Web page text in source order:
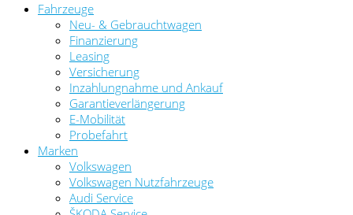
Fahrzeuge
Neu- & Gebrauchtwagen
Finanzierung
Leasing
Versicherung
Inzahlungnahme und Ankauf
Garantieverlängerung
E-Mobilität
Probefahrt
Marken
Volkswagen
Volkswagen Nutzfahrzeuge
Audi Service